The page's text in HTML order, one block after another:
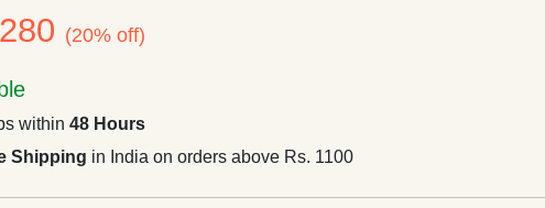
280 (20% off)
within48 Hours
Shipping in India on orders above Rs. 1100